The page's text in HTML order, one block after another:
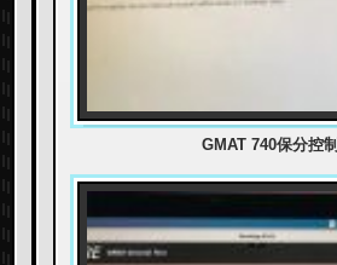
GMAT 740保分控制